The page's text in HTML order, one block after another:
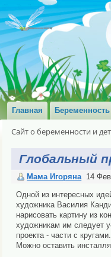
Главная
Сайт о беременности и
Глобальный
Мама Игоряна 14
Одной из интересных
художника Василия
нарисовать картину из
художникам им следует
проекта - части с
Можно оставить